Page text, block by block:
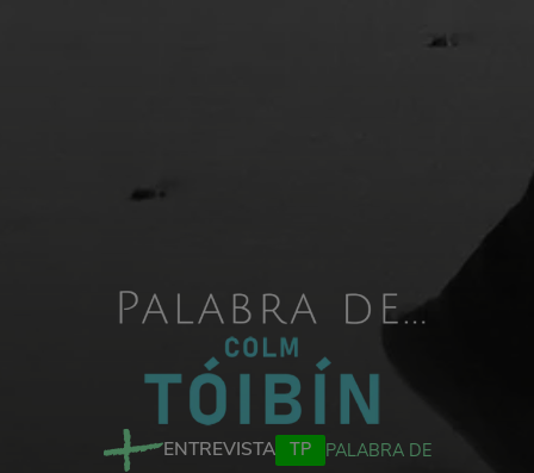
ENTREVISTA TP PALABRA DE